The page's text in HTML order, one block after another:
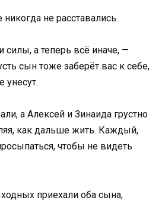
не расставались.
а теперь всё иначе, —
сын тоже заберёт вас к себе,
унесут.
а Алексей и Зинаида грустно
как дальше жить. Каждый,
чтобы не видеть
приехали оба сына,